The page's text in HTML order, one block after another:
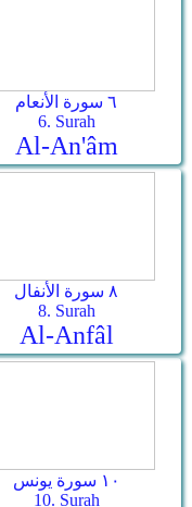
٦ سورة الأنعام
6. Surah
Al-An'âm
٨ سورة الأنفال
8. Surah
Al-Anfâl
١٠ سورة يونس
10. Surah